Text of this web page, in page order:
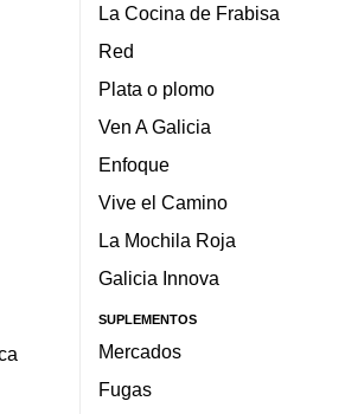
La Cocina de Frabisa
Red
Plata o plomo
Ven A Galicia
Enfoque
Vive el Camino
La Mochila Roja
Galicia Innova
SUPLEMENTOS
Mercados
Fugas